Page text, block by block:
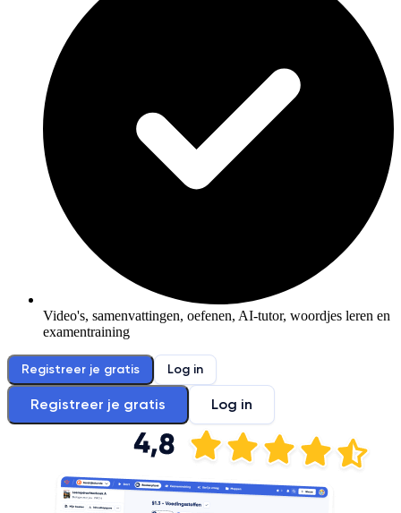
Video's, samenvattingen, oefenen, AI-tutor, woordjes leren en
examentraining
Registreer je gratis Log in
Registreer je gratis Log in